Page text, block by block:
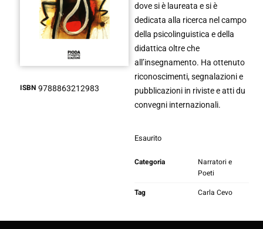
ISBN 9788863212983
dove si è laureata e si è
dedicata alla ricerca nel campo
della psicolinguistica e della
didattica oltre che
all’insegnamento. Ha ottenuto
riconoscimenti, segnalazioni e
pubblicazioni in riviste e atti du
convegni internazionali.
Esaurito
Categoria
Narratori e
Poeti
Tag
Carla Cevo